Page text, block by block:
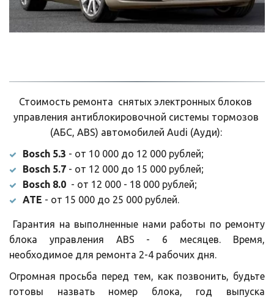
Стоимость ремонта  снятых электронных блоков
управления антиблокировочной системы тормозов
(АБС, ABS) автомобилей Audi (Ауди):
Bosch 5.3 - от 10 000 до 12 000 рублей;
Bosch 5.7 - от 12 000 до 15 000 рублей;
Bosch 8.0 - от 12 000 - 18 000 рублей;
ATE - от 15 000 до 25 000 рублей.
Гарантия на выполненные нами работы по ремонту
блока управления ABS - 6 месяцев. Время,
необходимое для ремонта 2-4 рабочих дня.
Огромная просьба перед тем, как позвонить, будьте
готовы назвать номер блока, год выпуска